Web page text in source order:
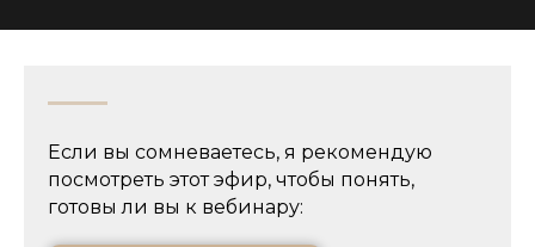
Если вы сомневаетесь, я рекомендую
посмотреть этот эфир, чтобы понять,
готовы ли вы к вебинару: